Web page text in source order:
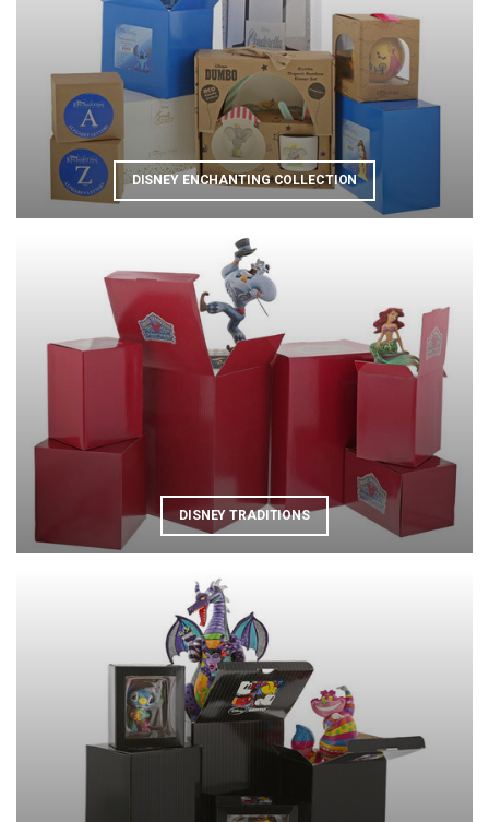
DISNEY ENCHANTING COLLECTION
DISNEY TRADITIONS